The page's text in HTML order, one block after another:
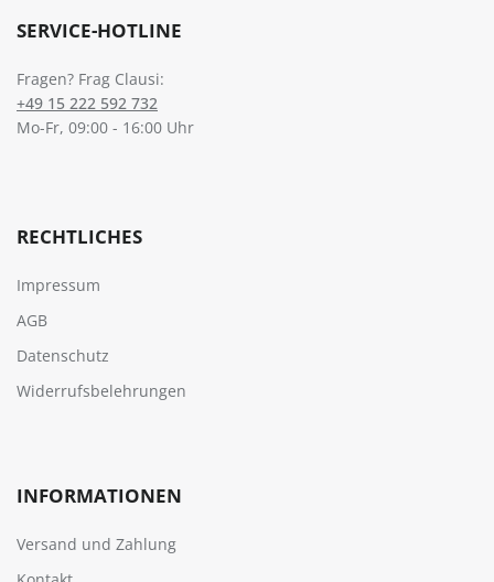
SERVICE-HOTLINE
Fragen? Frag Clausi:
+49 15 222 592 732
Mo-Fr, 09:00 - 16:00 Uhr
RECHTLICHES
Impressum
AGB
Datenschutz
Widerrufsbelehrungen
INFORMATIONEN
Versand und Zahlung